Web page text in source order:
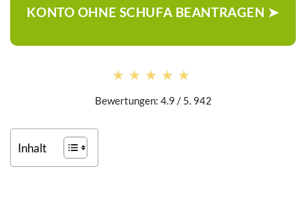
KONTO OHNE SCHUFA BEANTRAGEN ➤
★★★★★
★★★★★
Bewertungen: 4.9 / 5. 942
Inhalt